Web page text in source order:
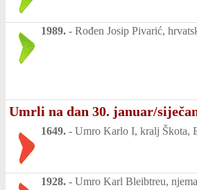
1989. - Rođen Josip Pivarić,
Umrli na dan 30. januar/
1649. - Umro Karlo I, kralj Škota,
1928. - Umro Karl Bleibtreu,